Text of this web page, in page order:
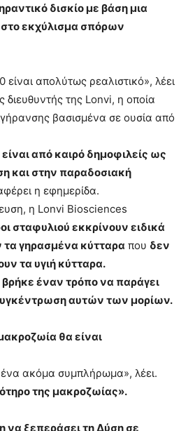
δισκίο με βάση μια
εκχύλισμα σπόρων
είναι απολύτως ρεαλιστικό», λέει
διευθυντής της Lonvi, η οποία
βασισμένα σε ουσία από
από καιρό δημοφιλείς ως
και στην παραδοσιακή
η εφημερίδα.
η Lonvi Biosciences
σταφυλιού εκκρίνουν ειδικά
γηρασμένα κύτταρα που δεν
τα υγιή κύτταρα.
έναν τρόπο να παράγει
αυτών των μορίων.
θα είναι
ένα ακόμα συμπλήρωμα», λέει.
της μακροζωίας».
να ξεπεράσει τη Δύση σε